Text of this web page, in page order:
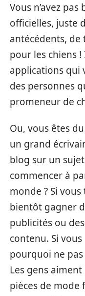
Vous n’avez
officielles, juste
antécédents, de
pour les chiens
applications qui
des personnes
promeneur de
Ou, vous êtes
un grand
blog sur un
commencer à
monde ? Si
bientôt gagner
publicités ou
contenu. Si
pourquoi ne
Les gens
pièces de mode